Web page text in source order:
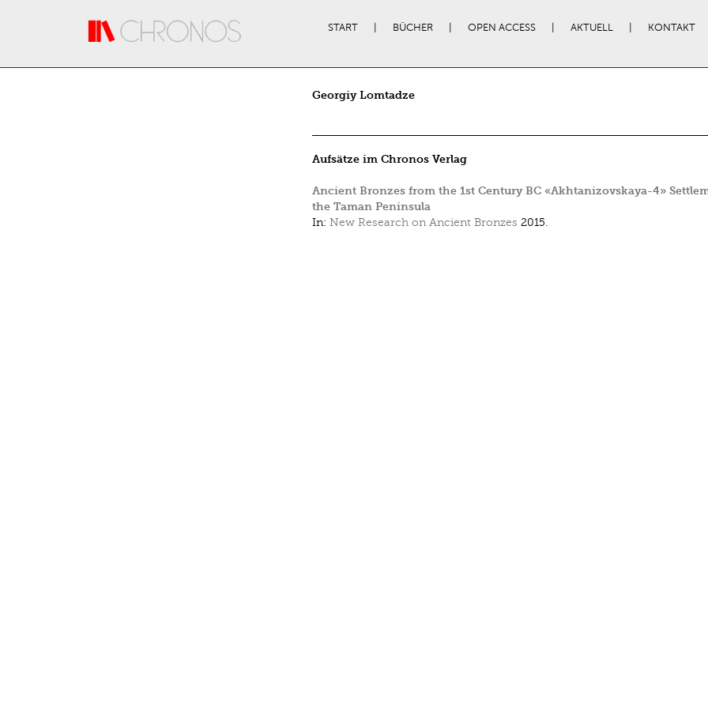
START BÜCHER OPEN ACCESS AKTUELL KONTAKT
Georgiy Lomtadze
Aufsätze im Chronos Verlag
Ancient Bronzes from the 1st Century BC «Akhtanizovskaya-4»
the Taman Peninsula
In: New Research on Ancient Bronzes 2015.